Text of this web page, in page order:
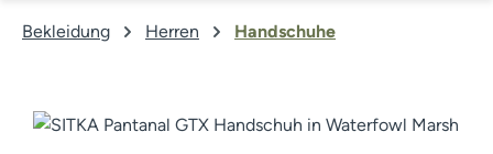
Bekleidung Herren Handschuhe
Bildergalerie überspringen